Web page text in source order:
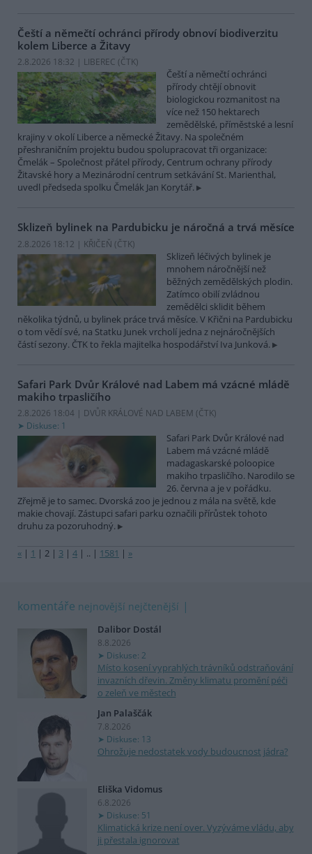
Čeští a němečtí ochránci přírody obnoví biodiverzitu
kolem Liberce a Žitavy
2.8.2026 18:32 | LIBEREC (ČTK)
Čeští a němečtí ochránci
přírody chtějí obnovit
biologickou rozmanitost na
více než 150 hektarech
zemědělské, příměstské a lesní
krajiny v okolí Liberce a německé Žitavy. Na společném
přeshraničním projektu budou spolupracovat tři organizace:
Čmelák – Společnost přátel přírody, Centrum ochrany přírody
Žitavské hory a Mezinárodní centrum setkávání St. Marienthal,
uvedl předseda spolku Čmelák Jan Korytář.
Sklizeň bylinek na Pardubicku je náročná a trvá měsíce
2.8.2026 18:12 | KŘIČEŇ (ČTK)
Sklizeň léčivých bylinek je
mnohem náročnější než
běžných zemědělských plodin.
Zatímco obilí zvládnou
zemědělci sklidit během
několika týdnů, u bylinek práce trvá měsíce. V Křični na Pardubicku
o tom vědí své, na Statku Junek vrcholí jedna z nejnáročnějších
částí sezony. ČTK to řekla majitelka hospodářství Iva Junková.
Safari Park Dvůr Králové nad Labem má vzácné mládě
makiho trpasličího
2.8.2026 18:04 | DVŮR KRÁLOVÉ NAD LABEM (ČTK)
Diskuse: 1
Safari Park Dvůr Králové nad
Labem má vzácné mládě
madagaskarské poloopice
makiho trpasličího. Narodilo se
26. června a je v pořádku.
Zřejmě je to samec. Dvorská zoo je jednou z mála na světě, kde
makie chovají. Zástupci safari parku označili přírůstek tohoto
druhu za pozoruhodný.
« | 1 | 2 | 3 | 4 | .. | 1581 | »
komentáře nejnovější nejčtenější
Dalibor Dostál
8.8.2026
Diskuse: 2
Místo kosení vyprahlých trávníků odstraňování
invazních dřevin. Změny klimatu promění péči
o zeleň ve městech
Jan Palaščák
7.8.2026
Diskuse: 13
Ohrožuje nedostatek vody budoucnost jádra?
Eliška Vidomus
6.8.2026
Diskuse: 51
Klimatická krize není over. Vyzýváme vládu, aby
ji přestala ignorovat